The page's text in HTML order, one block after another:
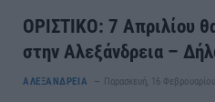
ΟΡΙΣΤΙΚΟ: 7 Απριλίου
στην Αλεξάνδρεια –
ΑΛΕΞΑΝΔΡΕΙΑ Παρασκευή, 16